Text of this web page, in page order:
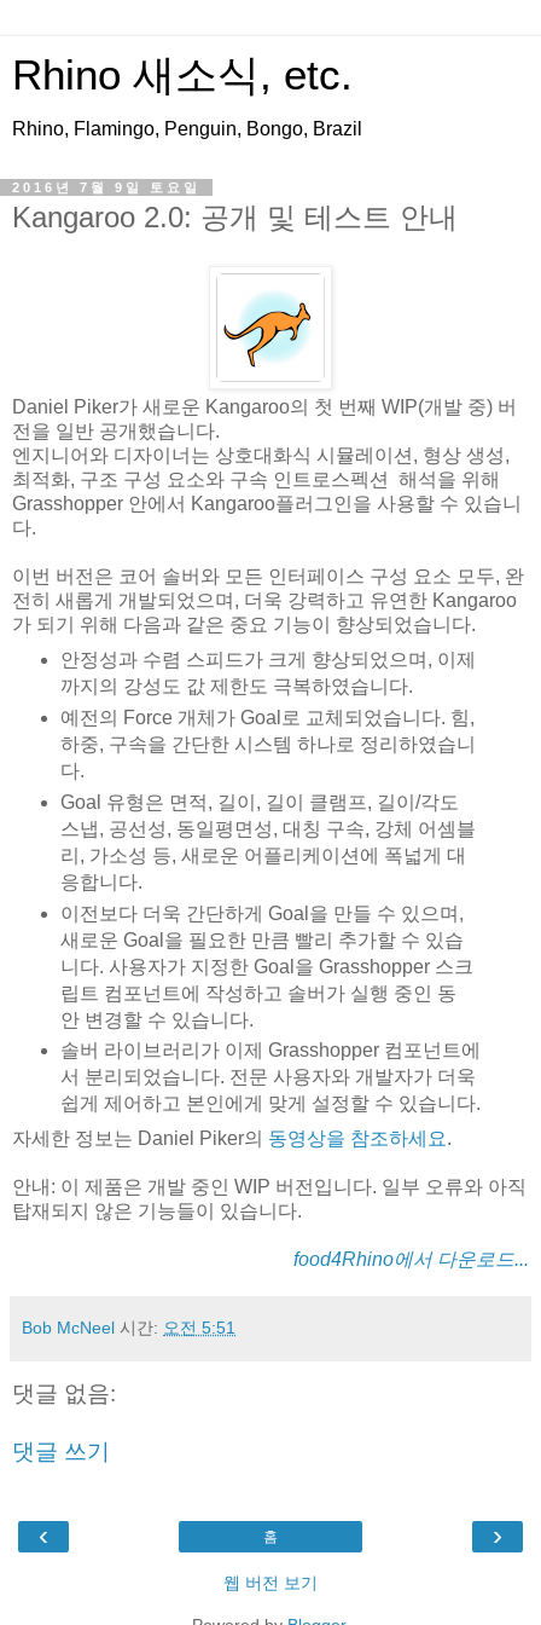
Rhino 새소식, etc.
Rhino, Flamingo, Penguin, Bongo, Brazil
2016년 7월 9일 토요일
Kangaroo 2.0: 공개 및 테스트 안내
Daniel Piker가 새로운 Kangaroo의 첫 번째 WIP(개발 중) 버
전을 일반 공개했습니다.
엔지니어와 디자이너는 상호대화식 시뮬레이션, 형상 생성,
최적화, 구조 구성 요소와 구속 인트로스펙션 해석을 위해
Grasshopper 안에서 Kangaroo플러그인을 사용할 수 있습니
다.
이번 버전은 코어 솔버와 모든 인터페이스 구성 요소 모두, 완
전히 새롭게 개발되었으며, 더욱 강력하고 유연한 Kangaroo
가 되기 위해 다음과 같은 중요 기능이 향상되었습니다.
안정성과 수렴 스피드가 크게 향상되었으며, 이제
까지의 강성도 값 제한도 극복하였습니다.
예전의 Force 개체가 Goal로 교체되었습니다. 힘,
하중, 구속을 간단한 시스템 하나로 정리하였습니
다.
Goal 유형은 면적, 길이, 길이 클램프, 길이/각도
스냅, 공선성, 동일평면성, 대칭 구속, 강체 어셈블
리, 가소성 등, 새로운 어플리케이션에 폭넓게 대
응합니다.
이전보다 더욱 간단하게 Goal을 만들 수 있으며,
새로운 Goal을 필요한 만큼 빨리 추가할 수 있습
니다. 사용자가 지정한 Goal을 Grasshopper 스크
립트 컴포넌트에 작성하고 솔버가 실행 중인 동
안 변경할 수 있습니다.
솔버 라이브러리가 이제 Grasshopper 컴포넌트에
서 분리되었습니다. 전문 사용자와 개발자가 더욱
쉽게 제어하고 본인에게 맞게 설정할 수 있습니다.
자세한 정보는 Daniel Piker의 동영상을 참조하세요.
안내: 이 제품은 개발 중인 WIP 버전입니다. 일부 오류와 아직
탑재되지 않은 기능들이 있습니다.
food4Rhino에서 다운로드...
Bob McNeel 시간: 오전 5:51
댓글 없음:
댓글 쓰기
‹ ›
홈
웹 버전 보기